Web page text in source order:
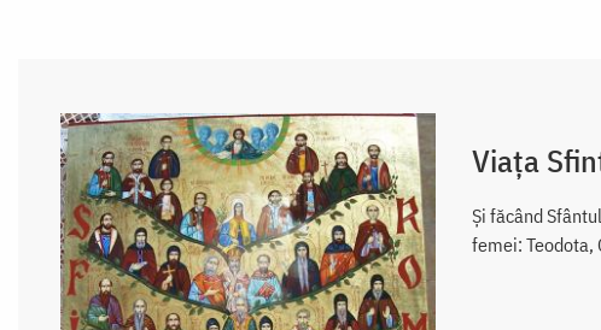
Viața
Şi făcând
femei: Teodota,